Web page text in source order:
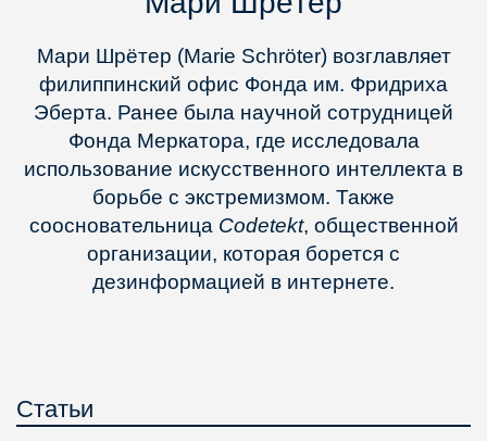
Мари Шрётер (Marie Schröter) возглавляет
филиппинский офис Фонда им. Фридриха
Эберта. Ранее была научной сотрудницей
Фонда Меркатора, где исследовала
использование искусственного интеллекта в
борьбе с экстремизмом. Также
соосновательница Codetekt, общественной
организации, которая борется с
дезинформацией в интернете.
Статьи